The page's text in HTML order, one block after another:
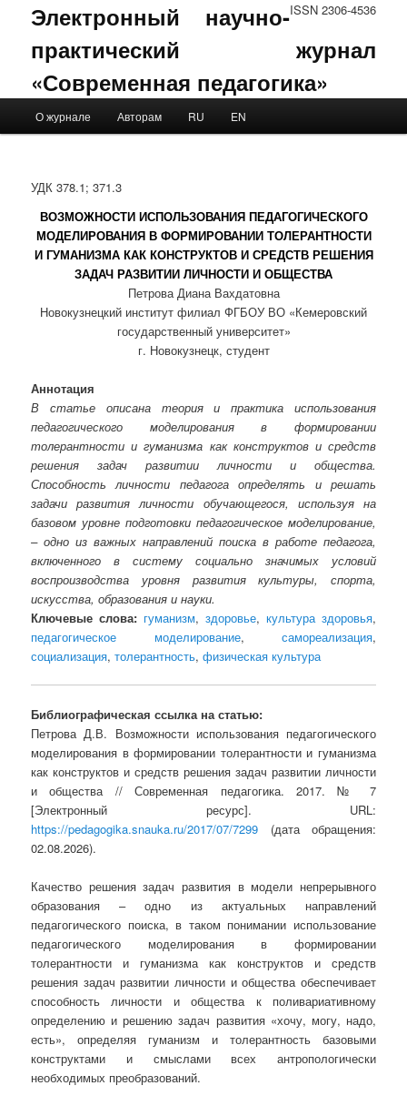
ISSN 2306-4536
Электронный научно-
практический журнал
«Современная педагогика»
Skip to primary content
Skip to secondary content
О журнале Авторам RU EN
УДК 378.1; 371.3
ВОЗМОЖНОСТИ ИСПОЛЬЗОВАНИЯ ПЕДАГОГИЧЕСКОГО
МОДЕЛИРОВАНИЯ В ФОРМИРОВАНИИ ТОЛЕРАНТНОСТИ
И ГУМАНИЗМА КАК КОНСТРУКТОВ И СРЕДСТВ РЕШЕНИЯ
ЗАДАЧ РАЗВИТИИ ЛИЧНОСТИ И ОБЩЕСТВА
Петрова Диана Вахдатовна
Новокузнецкий институт филиал ФГБОУ ВО «Кемеровский
государственный университет»
г. Новокузнецк, студент
Аннотация
В статье описана теория и практика использования
педагогического моделирования в формировании
толерантности и гуманизма как конструктов и средств
решения задач развитии личности и общества.
Способность личности педагога определять и решать
задачи развития личности обучающегося, используя на
базовом уровне подготовки педагогическое моделирование,
– одно из важных направлений поиска в работе педагога,
включенного в систему социально значимых условий
воспроизводства уровня развития культуры, спорта,
искусства, образования и науки.
Ключевые слова: гуманизм, здоровье, культура здоровья,
педагогическое моделирование, самореализация,
социализация,толерантность,физическая культура
Библиографическая ссылка на статью:
Петрова Д.В. Возможности использования педагогического
моделирования в формировании толерантности и гуманизма
как конструктов и средств решения задач развитии личности
и общества // Современная педагогика. 2017. № 7
[Электронный ресурс]. URL:
https://pedagogika.snauka.ru/2017/07/7299 (дата обращения:
02.08.2026).
Качество решения задач развития в модели непрерывного
образования – одно из актуальных направлений
педагогического поиска, в таком понимании использование
педагогического моделирования в формировании
толерантности и гуманизма как конструктов и средств
решения задач развитии личности и общества обеспечивает
способность личности и общества к поливариативному
определению и решению задач развития «хочу, могу, надо,
есть», определяя гуманизм и толерантность базовыми
конструктами и смыслами всех антропологически
необходимых преобразований.